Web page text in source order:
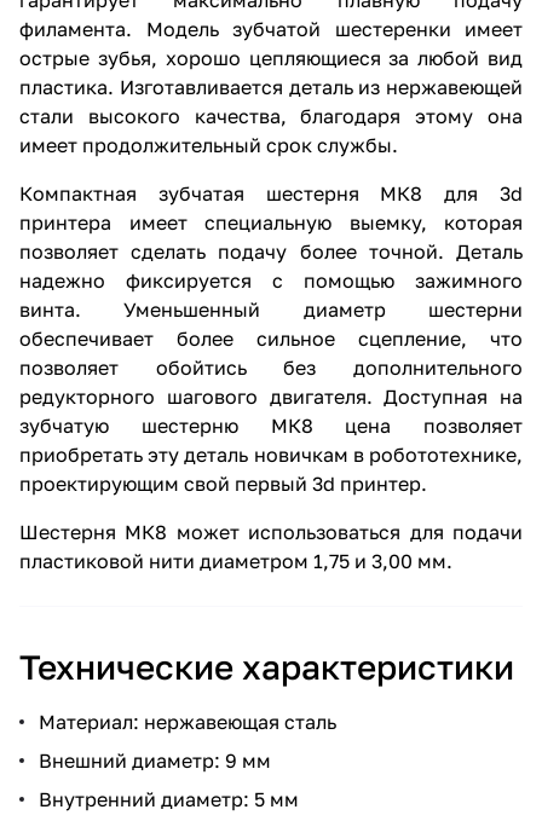
филамента. Модель зубчатой шестеренки имеет
острые зубья, хорошо цепляющиеся за любой вид
пластика. Изготавливается деталь из нержавеющей
стали высокого качества, благодаря этому она
имеет продолжительный срок службы.
Компактная зубчатая шестерня МК8 для 3d
принтера имеет специальную выемку, которая
позволяет сделать подачу более точной. Деталь
надежно фиксируется с помощью зажимного
винта. Уменьшенный диаметр шестерни
обеспечивает более сильное сцепление, что
позволяет обойтись без дополнительного
редукторного шагового двигателя. Доступная на
зубчатую шестерню МК8 цена позволяет
приобретать эту деталь новичкам в робототехнике,
проектирующим свой первый 3d принтер.
Шестерня МК8 может использоваться для подачи
пластиковой нити диаметром 1,75 и 3,00 мм.
Технические характеристики
Материал: нержавеющая сталь
Внешний диаметр: 9 мм
Внутренний диаметр: 5 мм